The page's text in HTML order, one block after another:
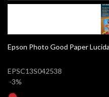
EPSC13S042538
-3%